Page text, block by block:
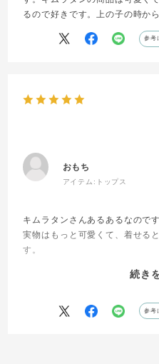
るので好きです。上の子の時か
参考
おもち
アイテム: トップス
キムラタンさんあるあるなのです
実物はもっと可愛くて、着せる
す。
裾のフリルやAラインのシルエッ
続き
参考